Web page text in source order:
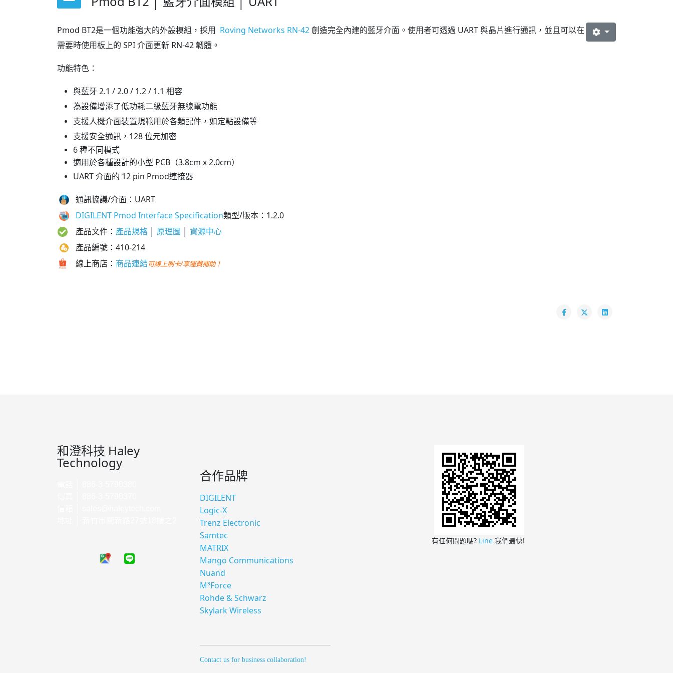
Pmod BT2是一個功能強大的外設模組，採用 Roving Networks RN-42創造完全內建的藍牙介面。使用者可透過 UART 與晶片進行通訊，並且可以在
需要時使用板上的 SPI 介面更新 RN-42 韌體。
功能特色：
與藍牙 2.1 / 2.0 / 1.2 / 1.1 相容
為設備增添了低功耗二級藍牙無線電功能
支援人機介面裝置規範用於各類配件，如定點設備等
支援安全通訊，128 位元加密
6 種不同模式
適用於各種設計的小型 PCB（3.8cm x 2.0cm）
UART 介面的 12 pin Pmod連接器
通訊協議/介面：UART
DIGILENT Pmod Interface Specification類型/版本 ：1.2.0
產品文件： 產品規格 原理圖
資源中心
產品編號：410-214
線上商店： 商品連結可線上刷卡/享運費補助！
和澄科技 Haley
Technology
合作品牌
DIGILENT
Logic-X
Trenz Electronic
Samtec
MATRIX
Mango Communications
Nuand
M³Force
Rohde & Schwarz
Skylark Wireless
Contact us for business collaboration!
有任何問題嗎? Line 我們最快!